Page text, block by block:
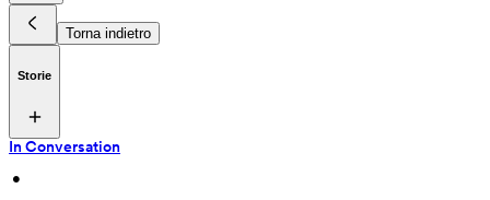
Torna indietro
Storie
In Conversation
•